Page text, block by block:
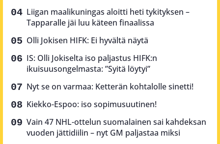
Liigan maalikuningas aloitti heti tykityksen –
Tapparalle jäi luu käteen finaalissa
Olli Jokisen HIFK: Ei hyvältä näytä
IS: Olli Jokiselta iso paljastus HIFK:n
ikuisuusongelmasta: ”Syitä löytyi”
Nyt se on varmaa: Ketterän kohtalolle sinetti!
Kiekko-Espoo: iso sopimusuutinen!
Vain 47 NHL-ottelun suomalainen sai kahdeksan
vuoden jättidiilin – nyt GM paljastaa miksi